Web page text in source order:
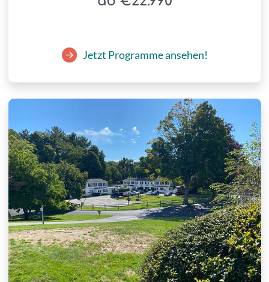
Jetzt Programme ansehen!